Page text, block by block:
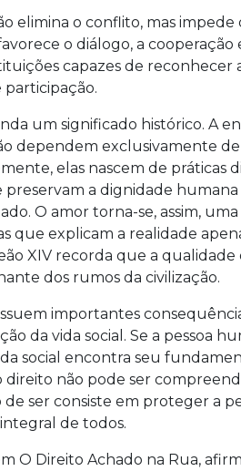
elimina o conflito, mas
o diálogo, a cooperação
capazes de
participação.
um significado histórico. A
dependem exclusivamente
elas nascem de práticas
a dignidade
O amor torna-se, assim,
que explicam a realidade
XIV recorda que a
dos rumos da civilização.
importantes
da vida social. Se a pessoa
social encontra seu
não pode ser
de ser consiste em proteger a
de todos.
O Direito Achado na Rua,